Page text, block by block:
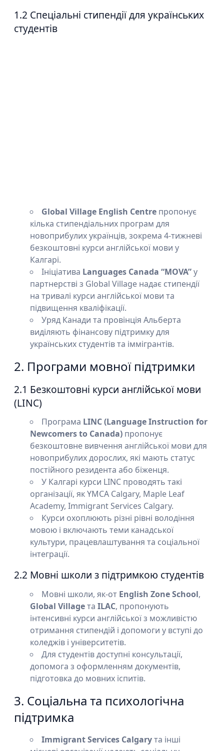
1.2 Спеціальні стипендії для українських
студентів
Global Village English Centre пропонує
кілька стипендіальних програм для
новоприбулих українців, зокрема 4-тижневі
безкоштовні курси англійської мови у
Калгарі.
Ініціатива Languages Canada “MOVA”у
партнерстві з Global Village надає стипендії
на тривалі курси англійської мови та
підвищення кваліфікації.
Уряд Канади та провінція Альберта
виділяють фінансову підтримку для
українських студентів та іммігрантів.
2. Програми мовної підтримки
2.1 Безкоштовні курси англійської мови
(LINC)
Програма LINC (Language Instruction for
Newcomers to Canada) пропонує
безкоштовне вивчення англійської мови для
новоприбулих дорослих, які мають статус
постійного резидента або біженця.
У Калгарі курси LINC проводять такі
організації, як YMCA Calgary, Maple Leaf
Academy, Immigrant Services Calgary.
Курси охоплюють різні рівні володіння
мовою і включають теми канадської
культури, працевлаштування та соціальної
інтеграції.
2.2 Мовні школи з підтримкою студентів
Мовні школи, як-от English Zone School,
Global Villageта ILAC, пропонують
інтенсивні курси англійської з можливістю
отримання стипендій і допомоги у вступі до
коледжів і університетів.
Для студентів доступні консультації,
допомога з оформленням документів,
підготовка до мовних іспитів.
3. Соціальна та психологічна
підтримка
Immigrant Services Calgaryта інші